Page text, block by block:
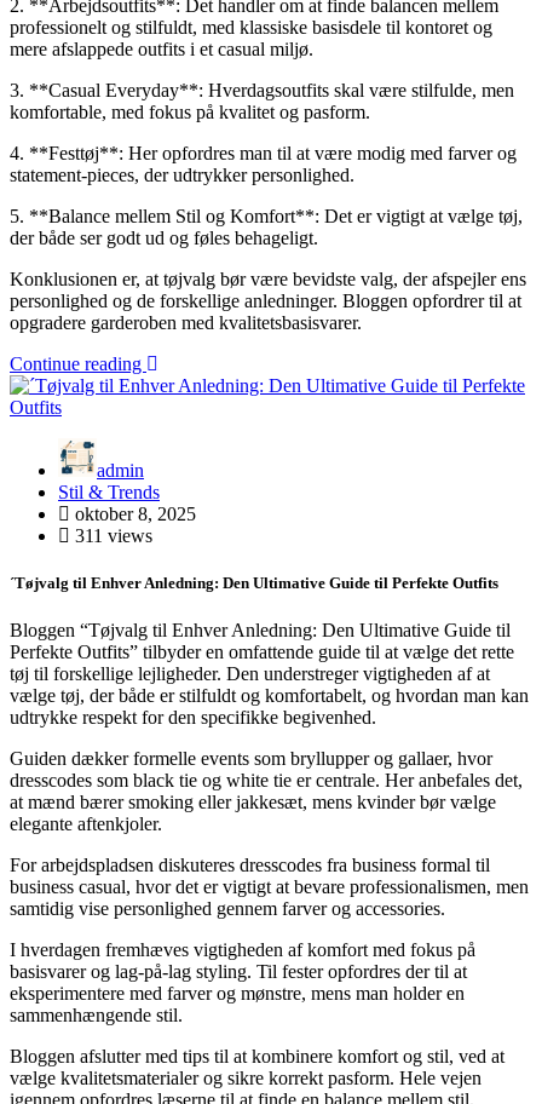
2. **Arbejdsoutfits**: Det handler om at finde balancen mellem
professionelt og stilfuldt, med klassiske basisdele til kontoret og
mere afslappede outfits i et casual miljø.
3. **Casual Everyday**: Hverdagsoutfits skal være stilfulde, men
komfortable, med fokus på kvalitet og pasform.
4. **Festtøj**: Her opfordres man til at være modig med farver og
statement-pieces, der udtrykker personlighed.
5. **Balance mellem Stil og Komfort**: Det er vigtigt at vælge tøj,
der både ser godt ud og føles behageligt.
Konklusionen er, at tøjvalg bør være bevidste valg, der afspejler ens
personlighed og de forskellige anledninger. Bloggen opfordrer til at
opgradere garderoben med kvalitetsbasisvarer.
Continue reading
admin
Stil & Trends
oktober 8, 2025
311 views
´Tøjvalg til Enhver Anledning: Den Ultimative Guide til Perfekte Outfits
Bloggen “Tøjvalg til Enhver Anledning: Den Ultimative Guide til
Perfekte Outfits” tilbyder en omfattende guide til at vælge det rette
tøj til forskellige lejligheder. Den understreger vigtigheden af at
vælge tøj, der både er stilfuldt og komfortabelt, og hvordan man kan
udtrykke respekt for den specifikke begivenhed.
Guiden dækker formelle events som bryllupper og gallaer, hvor
dresscodes som black tie og white tie er centrale. Her anbefales det,
at mænd bærer smoking eller jakkesæt, mens kvinder bør vælge
elegante aftenkjoler.
For arbejdspladsen diskuteres dresscodes fra business formal til
business casual, hvor det er vigtigt at bevare professionalismen, men
samtidig vise personlighed gennem farver og accessories.
I hverdagen fremhæves vigtigheden af komfort med fokus på
basisvarer og lag-på-lag styling. Til fester opfordres der til at
eksperimentere med farver og mønstre, mens man holder en
sammenhængende stil.
Bloggen afslutter med tips til at kombinere komfort og stil, ved at
vælge kvalitetsmaterialer og sikre korrekt pasform. Hele vejen
igennem opfordres læserne til at finde en balance mellem stil,